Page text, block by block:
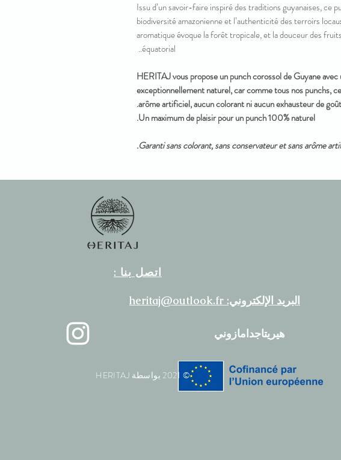
Issu d’un savoir-faire inspiré des traditions guyanaises, ce
biodiversité amazonienne et l’authenticité des terroirs
aromatique évoque la forêt tropicale, et la douceur des
équatorial..
HERITAJ vous propose un punch corossol de Guyane avec
exceptionnellement naturel, car comme tous nos punchs,
arôme artificiel, aucun colorant ni aucun exhausteur de goût.
Un maximum de plaisir pour un punch 100% naturel.
Garanti sans colorant, sans conservateur et sans arôme
اتصل بنا :
البريد الإلكتروني: heritaj@outlook.fr
هيريتاجدامازوني
© 2021 بواسطة HERITAJ